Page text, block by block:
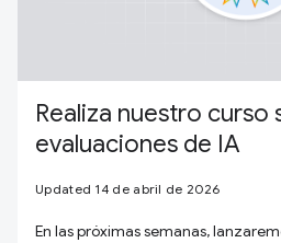
Realiza nuestro curso
evaluaciones de IA
Updated 14 de abril de 2026
En las próximas semanas,